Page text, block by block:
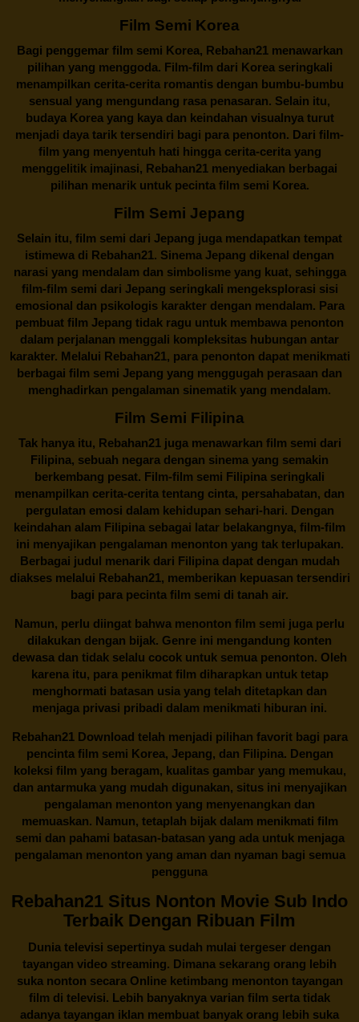
Film Semi Korea
Bagi penggemar film semi Korea, Rebahan21menawarkan
pilihan yang menggoda. Film-film dari Korea seringkali
menampilkan cerita-cerita romantis dengan bumbu-bumbu
sensual yang mengundang rasa penasaran. Selain itu,
budaya Korea yang kaya dan keindahan visualnya turut
menjadi daya tarik tersendiri bagi para penonton. Dari film-
film yang menyentuh hati hingga cerita-cerita yang
menggelitik imajinasi, Rebahan21 menyediakan berbagai
pilihan menarik untuk pecinta film semi Korea.
Film Semi Jepang
Selain itu, film semi dari Jepang juga mendapatkan tempat
istimewa di Rebahan21. Sinema Jepang dikenal dengan
narasi yang mendalam dan simbolisme yang kuat, sehingga
film-film semi dari Jepang seringkali mengeksplorasi sisi
emosional dan psikologis karakter dengan mendalam. Para
pembuat film Jepang tidak ragu untuk membawa penonton
dalam perjalanan menggali kompleksitas hubungan antar
karakter. Melalui Rebahan21, para penonton dapat menikmati
berbagai film semi Jepang yang menggugah perasaan dan
menghadirkan pengalaman sinematik yang mendalam.
Film Semi Filipina
Tak hanya itu, Rebahan21juga menawarkan film semi dari
Filipina, sebuah negara dengan sinema yang semakin
berkembang pesat. Film-film semi Filipina seringkali
menampilkan cerita-cerita tentang cinta, persahabatan, dan
pergulatan emosi dalam kehidupan sehari-hari. Dengan
keindahan alam Filipina sebagai latar belakangnya, film-film
ini menyajikan pengalaman menonton yang tak terlupakan.
Berbagai judul menarik dari Filipina dapat dengan mudah
diakses melalui Rebahan21, memberikan kepuasan tersendiri
bagi para pecinta film semi di tanah air.
Namun, perlu diingat bahwa menonton film semi juga perlu
dilakukan dengan bijak. Genre ini mengandung konten
dewasa dan tidak selalu cocok untuk semua penonton. Oleh
karena itu, para penikmat film diharapkan untuk tetap
menghormati batasan usia yang telah ditetapkan dan
menjaga privasi pribadi dalam menikmati hiburan ini.
Rebahan21Download telah menjadi pilihan favorit bagi para
pencinta film semi Korea, Jepang, dan Filipina. Dengan
koleksi film yang beragam, kualitas gambar yang memukau,
dan antarmuka yang mudah digunakan, situs ini menyajikan
pengalaman menonton yang menyenangkan dan
memuaskan. Namun, tetaplah bijak dalam menikmati film
semi dan pahami batasan-batasan yang ada untuk menjaga
pengalaman menonton yang aman dan nyaman bagi semua
pengguna
Rebahan21 Situs Nonton Movie Sub Indo
Terbaik Dengan Ribuan Film
Dunia televisi sepertinya sudah mulai tergeser dengan
tayangan video streaming. Dimana sekarang orang lebih
suka nonton secara Online ketimbang menonton tayangan
film di televisi. Lebih banyaknya varian film serta tidak
adanya tayangan iklan membuat banyak orang lebih suka